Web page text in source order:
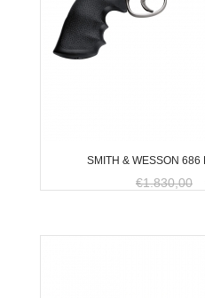
SMITH & WESSON 686
€1.830,00